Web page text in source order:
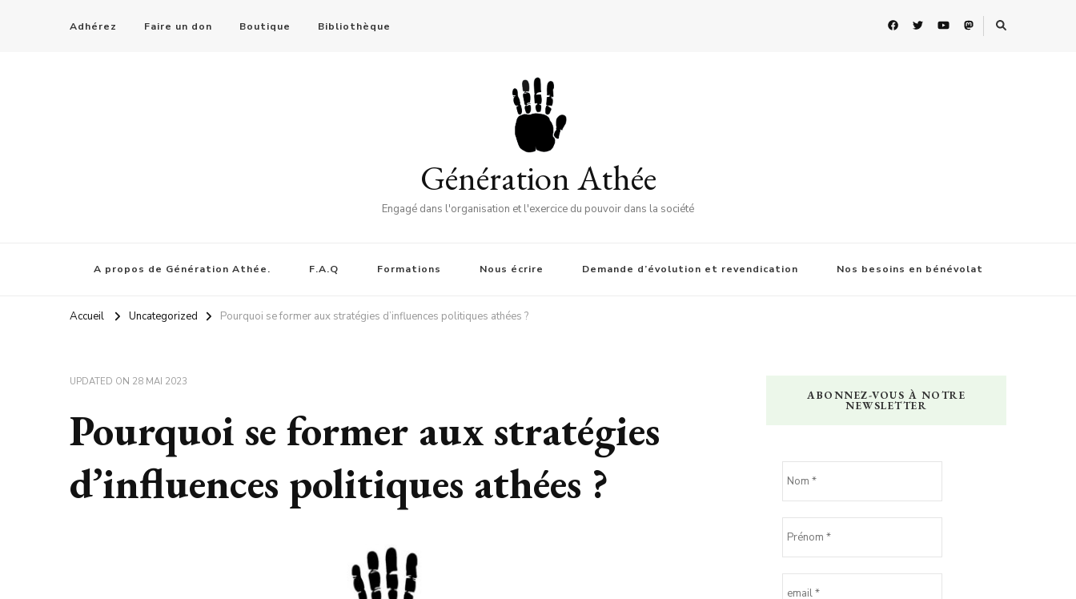
Adhérez Faire un don Boutique Bibliothèque
Génération Athée
Engagé dans l'organisation et l'exercice du pouvoir dans la société
A propos de Génération Athée. F.A.Q Formations Nous écrire Demande d’évolution et revendication Nos besoins en bénévolat
Accueil Uncategorized Pourquoi se former aux stratégies d’influences politiques athées ?
UPDATED ON 28 MAI 2023
Pourquoi se former aux stratégies
d’influences politiques athées ?
ABONNEZ-VOUS À NOTRE
NEWSLETTER